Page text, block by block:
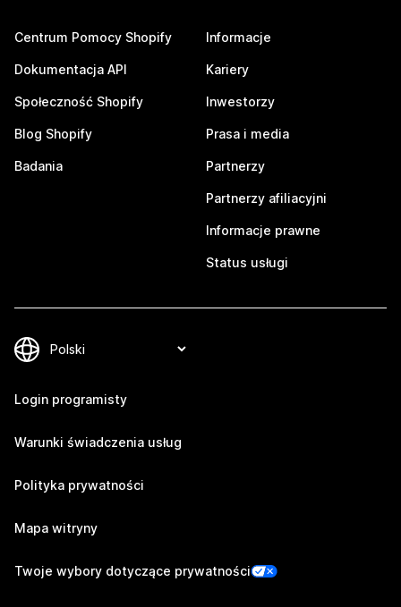
Centrum Pomocy Shopify
Dokumentacja API
Społeczność Shopify
Blog Shopify
Badania
Informacje
Kariery
Inwestorzy
Prasa i media
Partnerzy
Partnerzy afiliacyjni
Informacje prawne
Status usługi
Login programisty
Warunki świadczenia usług
Polityka prywatności
Mapa witryny
Twoje wybory dotyczące prywatności